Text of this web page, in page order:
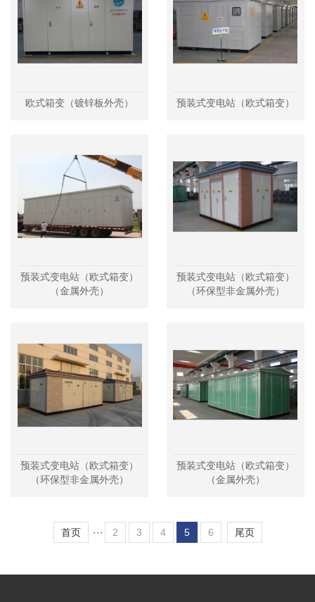
欧式箱变（镀锌板外壳） 预装式变电站（欧式箱变）
预装式变电站（欧式箱变）
（金属外壳）
预装式变电站（欧式箱变）
（环保型非金属外壳）
预装式变电站（欧式箱变）
（环保型非金属外壳）
预装式变电站（欧式箱变）
（金属外壳）
首页 ··· 2 3 4 5 6 尾页